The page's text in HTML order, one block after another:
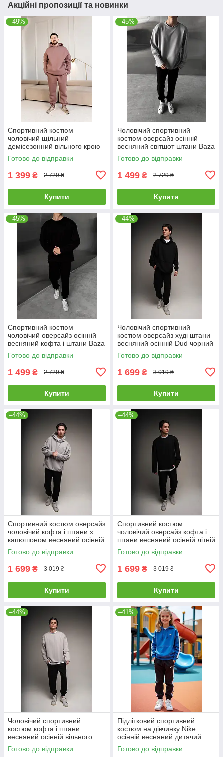
Акційні пропозиції та новинки
–49%
Спортивний костюм
чоловічий щільний
демісезонний вільного крою
худі штани Clyde коричневий
Готово до відправки
1 399 ₴ 2 729 ₴
Купити
–45%
Чоловічий спортивний
костюм оверсайз осінній
весняний світшот штани Baza
сірий-чорний
Готово до відправки
1 499 ₴ 2 729 ₴
Купити
–45%
Спортивний костюм
чоловічий оверсайз осінній
весняний кофта і штани Baza
чорний
Готово до відправки
1 499 ₴ 2 729 ₴
Купити
–44%
Чоловічий спортивний
костюм оверсайз худі штани
весняний осінній Dud чорний
Готово до відправки
1 699 ₴ 3 019 ₴
Купити
–44%
Спортивний костюм оверсайз
чоловічий кофта і штани з
капюшоном весняний осінній
Dud сірий
Готово до відправки
1 699 ₴ 3 019 ₴
Купити
–44%
Спортивний костюм
чоловічий оверсайз кофта і
штани весняний осінній літній
Dud чорний
Готово до відправки
1 699 ₴ 3 019 ₴
Купити
–44%
Чоловічий спортивний
костюм кофта і штани
весняний осінній вільного
крою Dud сірий-чорний
Готово до відправки
–41%
Підлітковий спортивний
костюм на дівчинку Nike
осінній весняний дитячий
кофта штани найк чорно-
синій
Готово до відправки